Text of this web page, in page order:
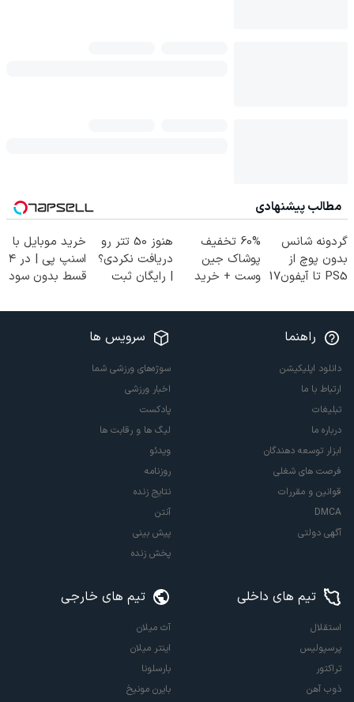
مطالب پیشنهادی
گردونه شانس
بدون پوچ از
PS5 تا آیفون17
60% تخفیف
پوشاک جین
وست + خرید
هنوز 50 تتر رو
دریافت نکردی؟
| رایگان ثبت
شروع کن!
خرید موبایل با
اسنپ پی | در ۴
قسط بدون سود
راهنما
دانلود اپلیکیشن
ارتباط با ما
تبلیغات
درباره ما
ابزار توسعه دهندگان
فرصت های شغلی
قوانین و مقررات
DMCA
آگهی دولتی
سرویس ها
سوژه‌های ورزشی شما
اخبار ورزشی
پادکست
لیگ ها و رقابت ها
ویدئو
روزنامه
نتایج زنده
آنتن
پیش بینی
پخش زنده
تیم های داخلی
استقلال
پرسپولیس
تراکتور
ذوب آهن
تیم های خارجی
آث میلان
اینتر میلان
بارسلونا
بایرن مونیخ